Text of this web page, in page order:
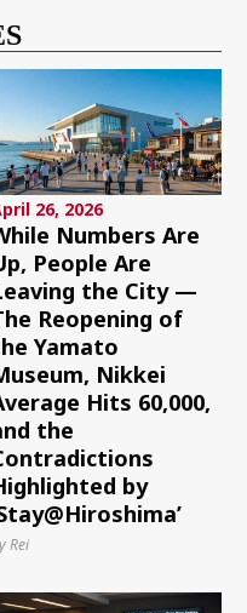
26, 2026
Numbers Are
People Are
the City —
Reopening of
Yamato
Nikkei
Hits 60,000,
the
by
Rei